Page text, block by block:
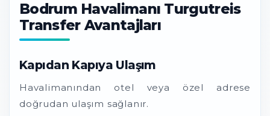
Bodrum Havalimanı Turgutreis
Transfer Avantajları
Kapıdan Kapıya Ulaşım
Havalimanından otel veya özel adrese
doğrudan ulaşım sağlanır.